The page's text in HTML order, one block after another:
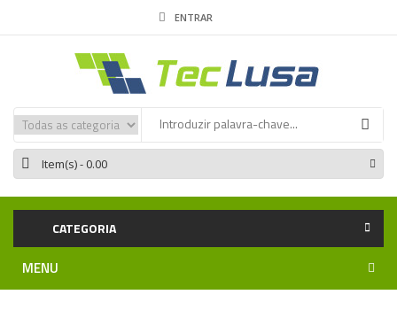
ENTRAR
Item(s)- 0.00
CATEGORIA
MENU